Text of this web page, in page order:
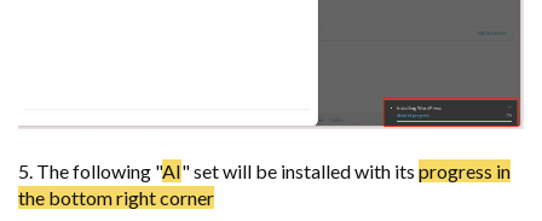
5. The following "AI" set will be installed with its progress in
the bottom right corner